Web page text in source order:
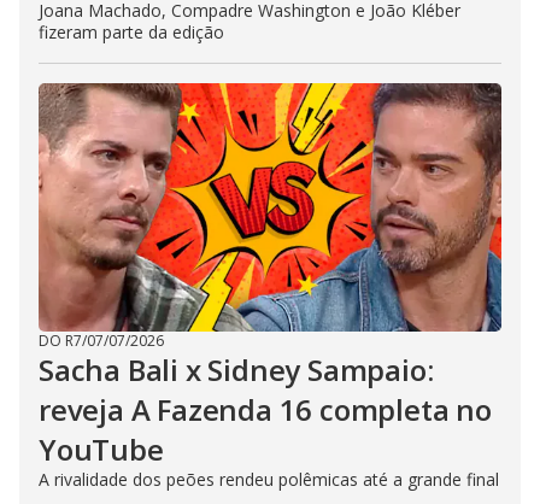
Joana Machado, Compadre Washington e João Kléber
fizeram parte da edição
DO R7/07/07/2026
Sacha Bali x Sidney Sampaio:
reveja A Fazenda 16 completa no
YouTube
A rivalidade dos peões rendeu polêmicas até a grande final